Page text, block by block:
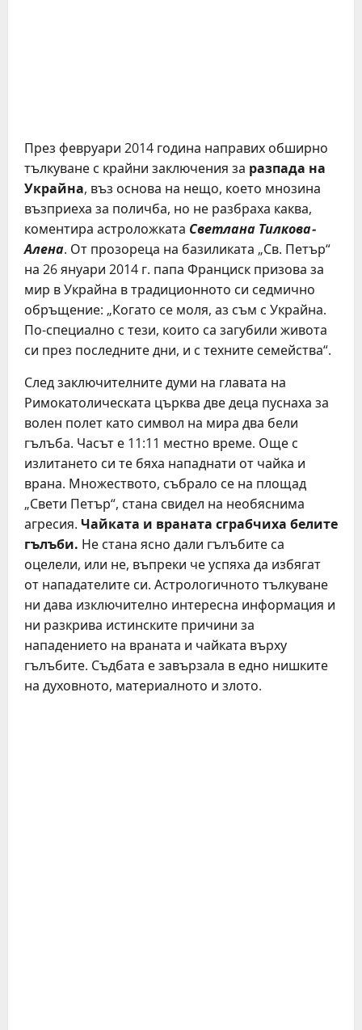
През февруари 2014 година направих обширно
тълкуване с крайни заключения за разпада на
Украйна, въз основа на нещо, което мнозина
възприеха за поличба, но не разбраха каква,
коментира астроложката Светлана Тилкова-
Алена. От прозореца на базиликата „Св. Петър“
на 26 януари 2014 г. папа Франциск призова за
мир в Украйна в традиционното си седмично
обръщение: „Когато се моля, аз съм с Украйна.
По-специално с тези, които са загубили живота
си през последните дни, и с техните семейства“.
След заключителните думи на главата на
Римокатолическата църква две деца пуснаха за
волен полет като символ на мира два бели
гълъба. Часът е 11:11 местно време. Още с
излитането си те бяха нападнати от чайка и
врана. Множеството, събрало се на площад
„Свети Петър“, стана свидел на необяснима
агресия. Чайката и враната сграбчиха белите
гълъби. Не стана ясно дали гълъбите са
оцелели, или не, въпреки че успяха да избягат
от нападателите си. Астрологичното тълкуване
ни дава изключително интересна информация и
ни разкрива истинските причини за
нападението на враната и чайката върху
гълъбите. Съдбата е завързала в едно нишките
на духовното, материалното и злото.